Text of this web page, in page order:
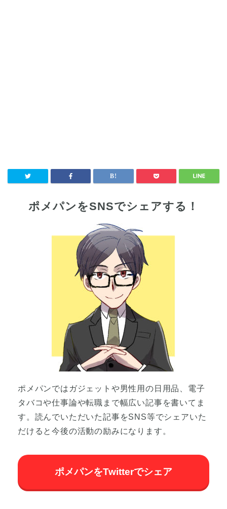
ポメパンをSNSでシェアする！
ポメパンではガジェットや男性用の日用品、電子
タバコや仕事論や転職まで幅広い記事を書いてま
す。読んでいただいた記事をSNS等でシェアいた
だけると今後の活動の励みになります。
ポメパンをTwitterでシェア